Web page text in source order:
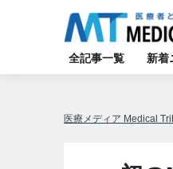
全記事一覧 新着
医療メディア Medical